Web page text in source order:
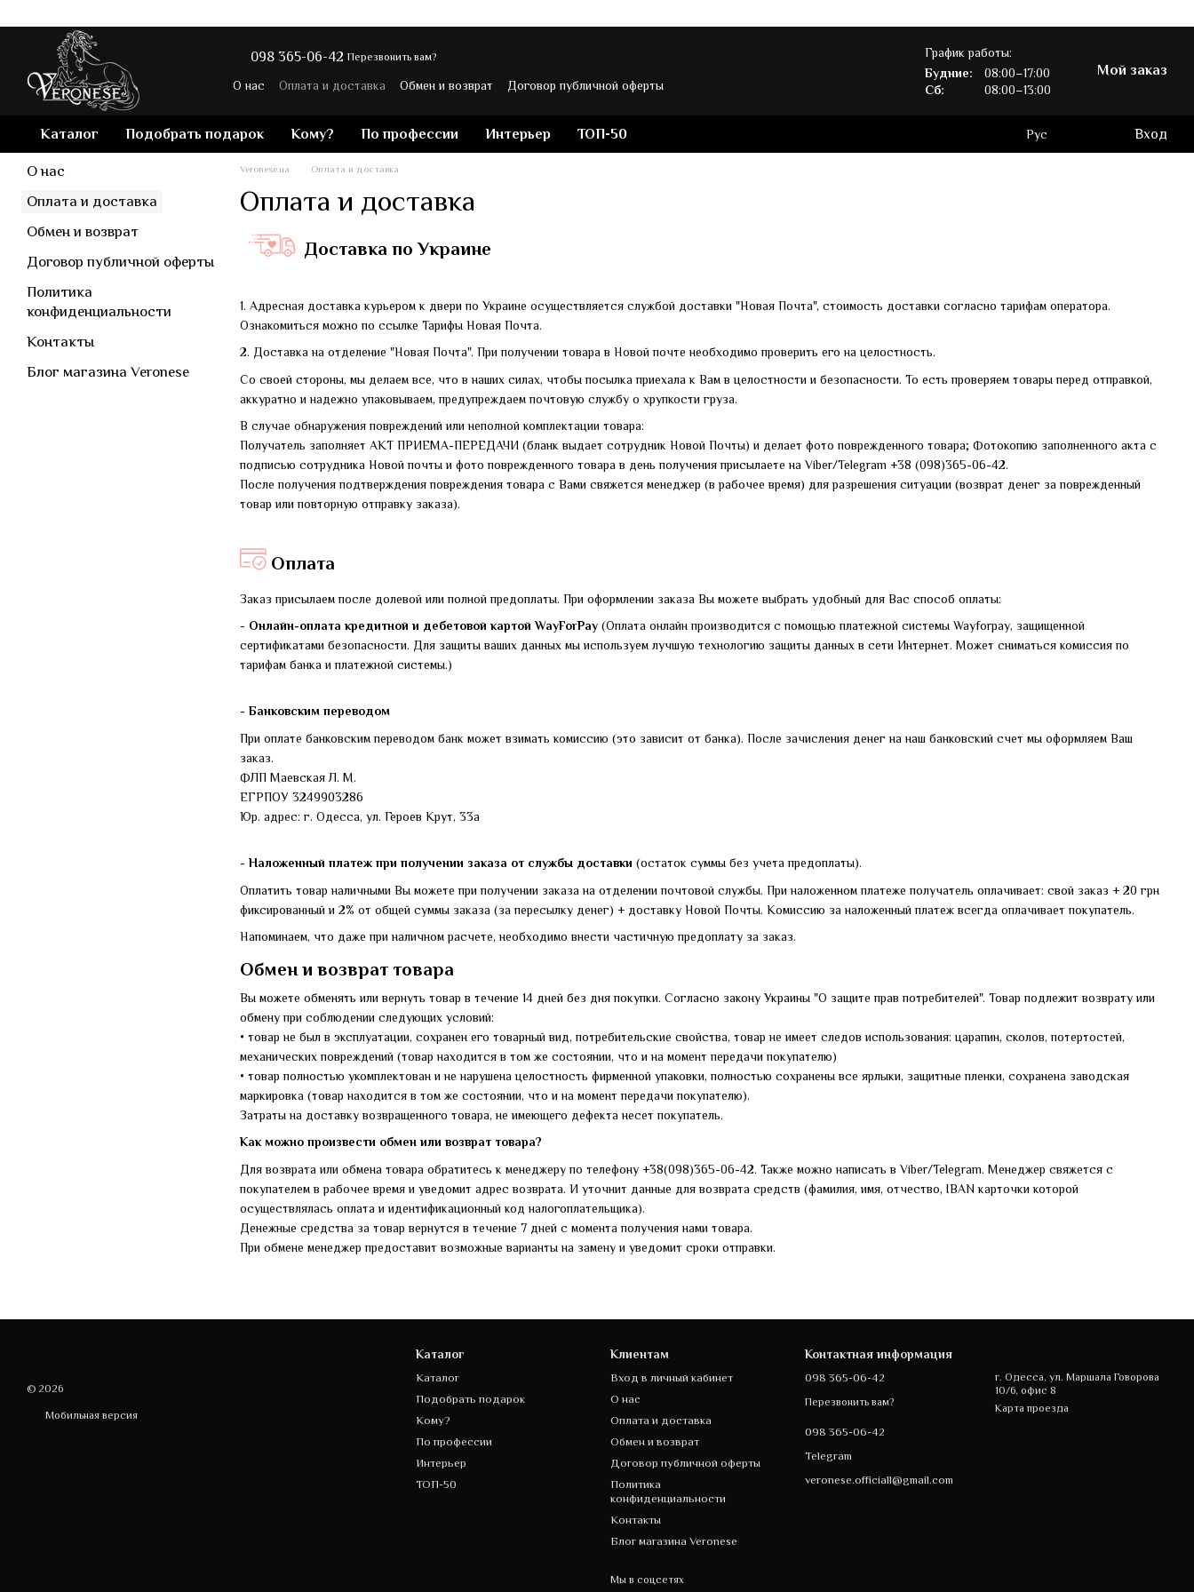
098 365-06-42 Перезвонить вам?
О нас Оплата и доставка Обмен и возврат
Договор публичной оферты
График работы:
Будние:
08:00–17:00
Сб:
08:00–13:00
Мой заказ
Каталог Подобрать подарок Кому? По профессии Интерьер ТОП-50 Рус Вход
Veronese.ua Оплата и доставка
Оплата и доставка
Доставка по Украине
1. Адресная доставка курьером к двери по Украине осуществляется службой доставки "Новая Почта", стоимость доставки согласно тарифам оператора.
Ознакомиться можно по ссылке Тарифы Новая Почта.
2. Доставка на отделение "Новая Почта". При получении товара в Новой почте необходимо проверить его на целостность.
Со своей стороны, мы делаем все, что в наших силах, чтобы посылка приехала к Вам в целостности и безопасности. То есть проверяем товары перед отправкой,
аккуратно и надежно упаковываем, предупреждаем почтовую службу о хрупкости груза.
В случае обнаружения повреждений или неполной комплектации товара:
Получатель заполняет АКТ ПРИЕМА-ПЕРЕДАЧИ (бланк выдает сотрудник Новой Почты) и делает фото поврежденного товара; Фотокопию заполненного акта с
подписью сотрудника Новой почты и фото поврежденного товара в день получения присылаете на Viber/Telegram +38 (098)365-06-42.
После получения подтверждения повреждения товара с Вами свяжется менеджер (в рабочее время) для разрешения ситуации (возврат денег за поврежденный
товар или повторную отправку заказа).
Оплата
Заказ присылаем после долевой или полной предоплаты. При оформлении заказа Вы можете выбрать удобный для Вас способ оплаты:
- Онлайн-оплата кредитной и дебетовой картой WayForPay (Оплата онлайн производится с помощью платежной системы Wayforpay, защищенной
сертификатами безопасности. Для защиты ваших данных мы используем лучшую технологию защиты данных в сети Интернет. Может сниматься комиссия по
тарифам банка и платежной системы.)
- Банковским переводом
При оплате банковским переводом банк может взимать комиссию (это зависит от банка). После зачисления денег на наш банковский счет мы оформляем Ваш
заказ.
ФЛП Маевская Л. М.
ЕГРПОУ 3249903286
Юр. адрес: г. Одесса, ул. Героев Крут, 33а
-Наложенный платеж при получении заказа от службы доставки (остаток суммы без учета предоплаты).
Оплатить товар наличными Вы можете при получении заказа на отделении почтовой службы. При наложенном платеже получатель оплачивает: свой заказ + 20 грн
фиксированный и 2% от общей суммы заказа (за пересылку денег) + доставку Новой Почты. Комиссию за наложенный платеж всегда оплачивает покупатель.
Напоминаем, что даже при наличном расчете, необходимо внести частичную предоплату за заказ.
Обмен и возврат товара
Вы можете обменять или вернуть товар в течение 14 дней без дня покупки. Согласно закону Украины "О защите прав потребителей". Товар подлежит возврату или
обмену при соблюдении следующих условий:
• товар не был в эксплуатации, сохранен его товарный вид, потребительские свойства, товар не имеет следов использования: царапин, сколов, потертостей,
механических повреждений (товар находится в том же состоянии, что и на момент передачи покупателю)
• товар полностью укомплектован и не нарушена целостность фирменной упаковки, полностью сохранены все ярлыки, защитные пленки, сохранена заводская
маркировка (товар находится в том же состоянии, что и на момент передачи покупателю).
Затраты на доставку возвращенного товара, не имеющего дефекта несет покупатель.
Как можно произвести обмен или возврат товара?
Для возврата или обмена товара обратитесь к менеджеру по телефону +38(098)365-06-42. Также можно написать в Viber/Telegram. Менеджер свяжется с
покупателем в рабочее время и уведомит адрес возврата. И уточнит данные для возврата средств (фамилия, имя, отчество, IBAN карточки которой
осуществлялась оплата и идентификационный код налогоплательщика).
Денежные средства за товар вернутся в течение 7 дней с момента получения нами товара.
При обмене менеджер предоставит возможные варианты на замену и уведомит сроки отправки.
О нас
Оплата и доставка
Обмен и возврат
Договор публичной оферты
Политика
конфиденциальности
Контакты
Блог магазина Veronese
© 2026
Мобильная версия
Каталог
Каталог
Подобрать подарок
Кому?
По профессии
Интерьер
ТОП-50
Клиентам
Вход в личный кабинет
О нас
Оплата и доставка
Обмен и возврат
Договор публичной оферты
Политика
конфиденциальности
Контакты
Блог магазина Veronese
Мы в соцсетях
Контактная информация
098 365-06-42
Перезвонить вам?
098 365-06-42
Telegram
veronese.officiall@gmail.com
г. Одесса, ул. Маршала Говорова
10/6, офис 8
Карта проезда